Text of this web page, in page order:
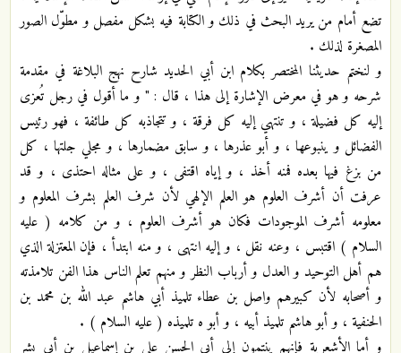
تضع أمام من يريد البحث في ذلك و الكتابة فيه بشكل مفصل و مطوّل الصور
المصغرة لذلك .
و لنختم حديثنا المختصر بكلام ابن أبي الحديد شارح نهج البلاغة في مقدمة
شرحه و هو في معرض الإشارة إلى هذا ، قال : " و ما أقول في رجل تُعزى
إليه كل فضيلة ، و تنتهي إليه كل فرقة ، و تتجاذبه كل طائفة ، فهو رئيس
الفضائل و ينبوعها ، و أبو عذرها ، و سابق مضمارها ، و مجلي جلتها ، كل
من بزغ فيها بعده فمنه أخذ ، و إياه اقتفى ، و على مثاله احتذى ، و قد
عرفت أن أشرف العلوم هو العلم الإلهي لأن شرف العلم بشرف المعلوم و
معلومه أشرف الموجودات فكان هو أشرف العلوم ، و من كلامه ( عليه
السلام ) اقتبس ، وعنه نقل ، و إليه انتهى ، و منه ابتدأ ، فإن المعتزلة الذي
هم أهل التوحيد و العدل و أرباب النظر و منهم تعلم الناس هذا الفن تلامذته
و أصحابه لأن كبيرهم واصل بن عطاء تلميذ أبي هاشم عبد الله بن محمد بن
الحنفية ، و أبو هاشم تلميذ أبيه ، و أبو ه تلميذه ( عليه السلام ) .
و أما الأشعرية فإنهم ينتمون إلى أبي الحسن علي بن إسماعيل بن أبي بشر